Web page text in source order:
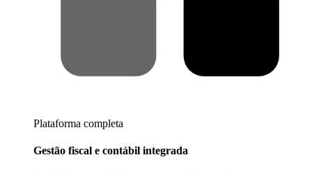
Plataforma completa
Gestão fiscal e contábil integrada